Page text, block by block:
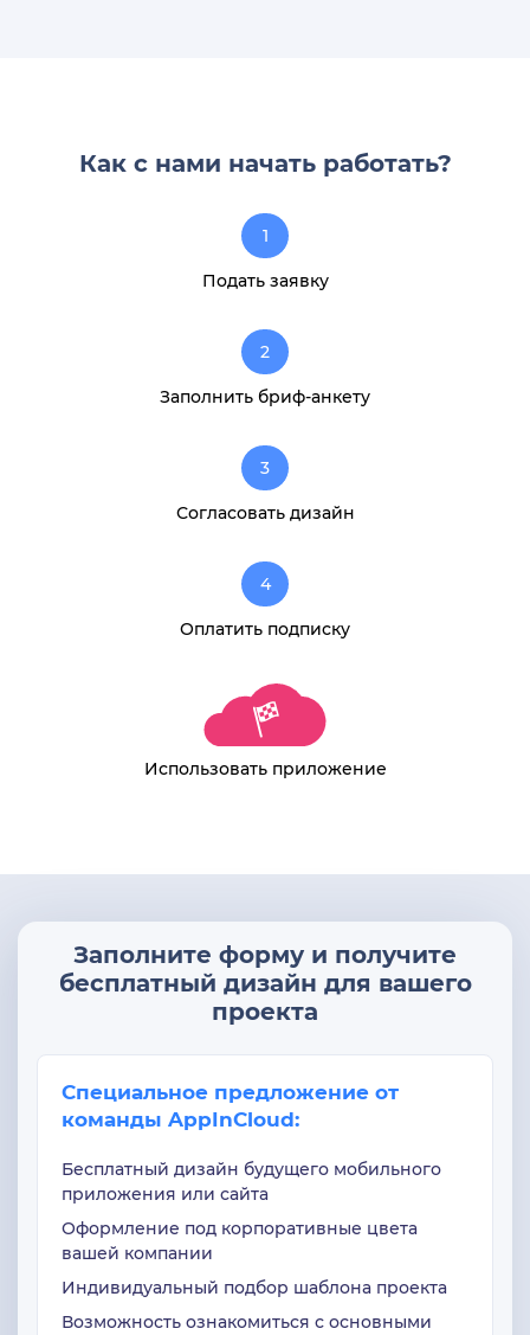
Как с нами начать работать?
1
Подать заявку
2
Заполнить бриф-анкету
3
Согласовать дизайн
4
Оплатить подписку
Использовать приложение
Заполните форму и получите
бесплатный дизайн для вашего
проекта
Специальное предложение от
команды AppInCloud:
Бесплатный дизайн будущего мобильного
приложения или сайта
Оформление под корпоративные цвета
вашей компании
Индивидуальный подбор шаблона проекта
Возможность ознакомиться с основными